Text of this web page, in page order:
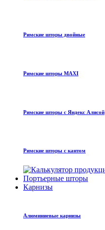
Римские шторы двойные
Римские шторы MAXI
Римские шторы с Яндекс Алисой
Римские шторы с кантом
Портьерные шторы
Карнизы
Алюминиевые карнизы